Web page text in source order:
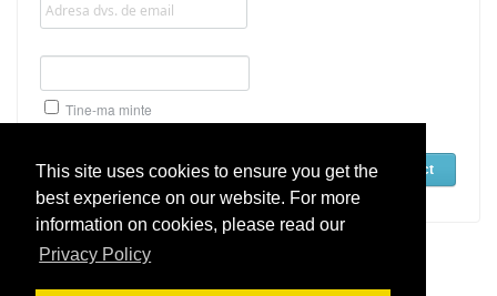
This site uses cookies to ensure you get the
best experience on our website. For more
information on cookies, please read our
Privacy Policy
Tine-ma minte
Recuperare Parola
Wizcontabil